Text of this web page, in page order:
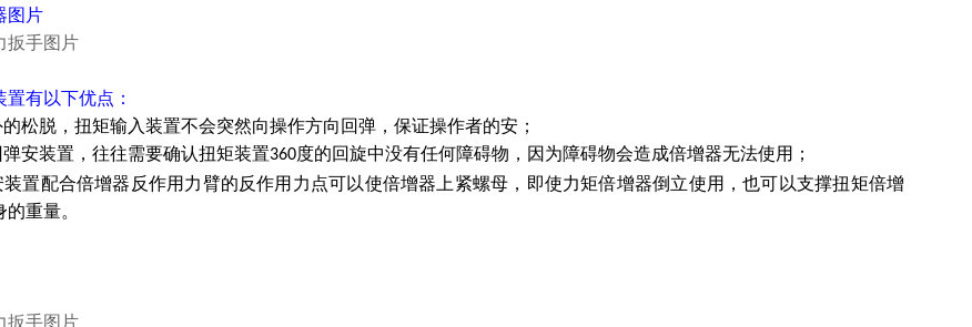
图片
置有以下优点：
的松脱，扭矩输入装置不会突然向操作方向回弹，保证操作者的安；
弹安装置，往往需要确认扭矩装置360度的回旋中没有任何障碍物，因为障碍物会造成倍增器无法使用；
装置配合倍增器反作用力臂的反作用力点可以使倍增器上紧螺母，即使力矩倍增器倒立使用，也可以支撑扭矩倍增
重量。